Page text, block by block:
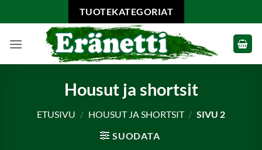
to
TUOTEKATEGORIAT
Housut ja shortsit
ETUSIVU / HOUSUT JA SHORTSIT / SIVU 2
SUODATA